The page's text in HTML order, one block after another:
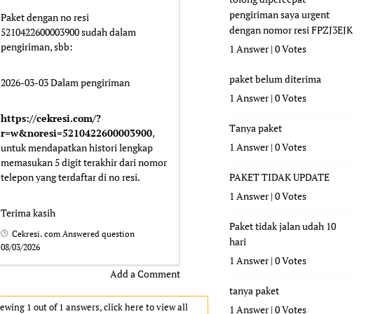
Paket dengan no resi
5210422600003900 sudah dalam
pengiriman, sbb:
2026-03-03 Dalam pengiriman
https://cekresi.com/?
r=w&noresi=5210422600003900,
untuk mendapatkan histori lengkap
memasukan 5 digit terakhir dari nomor
telepon yang terdaftar di no resi.
Terima kasih
Cekresi. com Answered question
08/03/2026
Add a Comment
1 out of 1 answers, click here to view all
pengiriman saya urgent
dengan nomor resi FPZJ3EJK
1 Answer|0 Votes
paket belum diterima
1 Answer|0 Votes
Tanya paket
1 Answer|0 Votes
PAKET TIDAK UPDATE
1 Answer|0 Votes
Paket tidak jalan udah 10
hari
1 Answer|0 Votes
tanya paket
1 Answer|0 Votes